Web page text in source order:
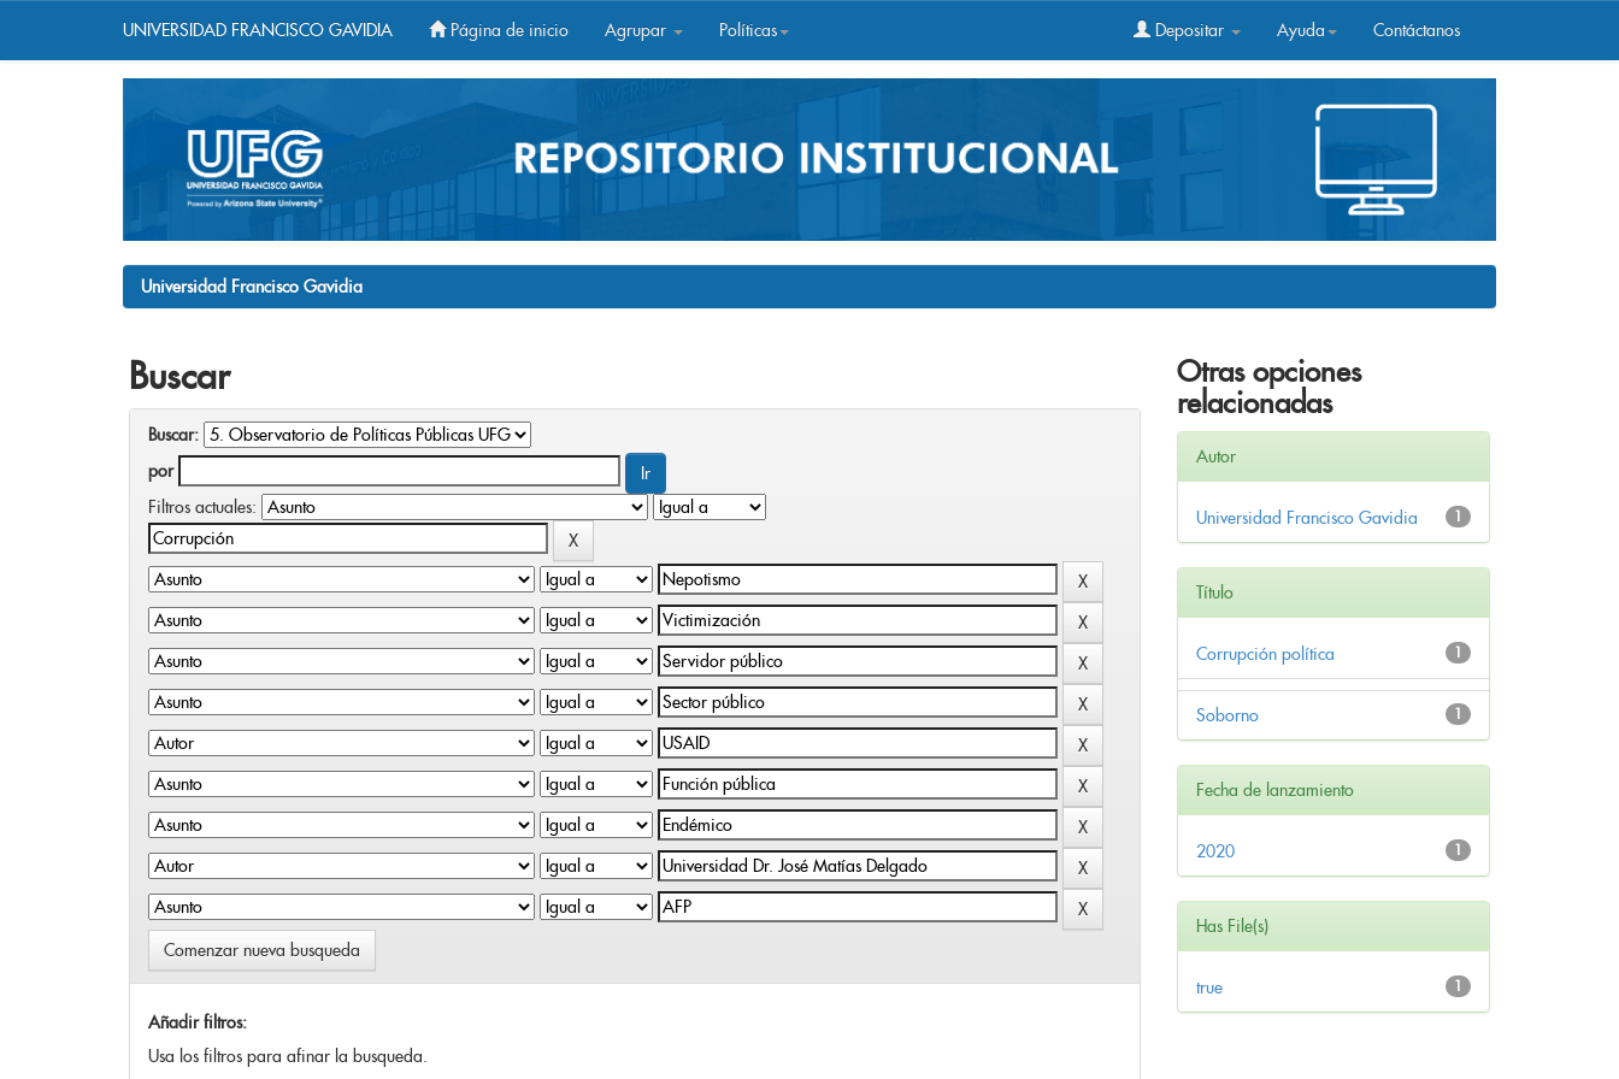
UNIVERSIDAD FRANCISCO GAVIDIA Página de inicio Agrupar Políticas Depositar Ayuda Contáctanos
Universidad Francisco Gavidia
Buscar
Buscar:
por
Filtros actuales:
Comenzar nueva busqueda
Añadir filtros:
Usa los filtros para afinar la busqueda.
Otras opciones
relacionadas
Autor
1
Universidad Francisco Gavidia
Título
1
Corrupción política
1
Soborno
Fecha de lanzamiento
1
2020
Has File(s)
1
true